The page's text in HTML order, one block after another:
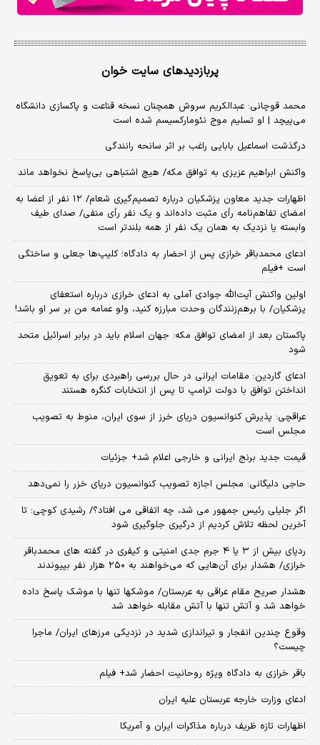
پربازدیدهای سایت خوان
محمد قوچانی: عبدالکریم سروش همچنان نسخه قناعت و پاکسازی دانشگاه
می‌پیچد | او تسلیم موج نئومارکسیسم شده است
درگذشت اسماعیل بابایی راغب بر اثر سانحه رانندگی
واکنش ابراهیم عزیزی به توافق مکه/ هیچ اشتباهی بی‌پاسخ نخواهد ماند
اظهارات جدید معاون پزشکیان درباره تصمیم‌گیری شعام/ ۱۲ نفر از اعضا به
امضای تفاهم‌نامه رأی مثبت داده‌اند و یک نفر رأی منفی/ صدای طیف
وابسته یا نزدیک به همان یک نفر از همه بلندتر است
ادعای محمدباقر خرازی پس از احضار به دادگاه؛ کلیپ‌ها جعلی و ساختگی
است +فیلم
اولین واکنش آیت‌الله جوادی آملی به ادعای خرازی درباره استعفای
پزشکیان/ با برهم‌زنندگان وحدت مبارزه کنید، ولو عمامه من بر سر او باشد!
پاکستان بعد از امضای توافق مکه: جهان اسلام باید در برابر اسرائیل متحد
شود
ادعای گاردین: مقامات ایرانی در حال بررسی راهبردی برای به تعویق
انداختن توافق با دولت ترامپ تا پس از انتخابات کنگره هستند
عراقچی: پذیرش کنوانسیون دریای خرز از سوی ایران، منوط به تصویب
مجلس است
قیمت جدید برنج ایرانی و خارجی اعلام شد+ جزئیات
حاجی دلیگانی: مجلس اجازه تصویب کنوانسیون دریای خزر را نمی‌دهد
اگر جلیلی رئیس جمهور می شد، چه اتفاقی می افتاد؟/ رشیدی کوچی: تا
آخرین لحظه تلاش کردیم از درگیری جلوگیری شود
ردپای بیش از ۳ یا ۴ جرم جدی امنیتی و کیفری در گفته های محمدباقر
خرازی/ هشدار برای آن‌هایی که می‌خواهند به ۲۵۰ هزار نفر بپیوندند
هشدار صریح مقام عراقی به عربستان/ موشکها تنها با موشک پاسخ داده
خواهد شد و آتش تنها با آتش مقابله خواهد شد
وقوع چندین انفجار و تیراندازی شدید در نزدیکی مرز‌های ایران/ ماجرا
چیست؟
باقر خرازی به دادگاه ویژه روحانیت احضار شد+ فیلم
ادعای وزارت خارجه عربستان علیه ایران
اظهارات تازه ظریف درباره مذاکرات ایران و آمریکا